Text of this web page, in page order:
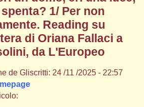
1/ Per non
Reading su
di Oriana Fallaci a
da L'Europeo
de Gliscritti: 24 /11 /2025 - 22:57